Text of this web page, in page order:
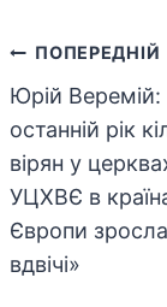
записів
ПОПЕРЕДНІЙ
Юрій Веремій:
останній рік
вірян у
УЦХВЄ в
Європи
вдвічі»